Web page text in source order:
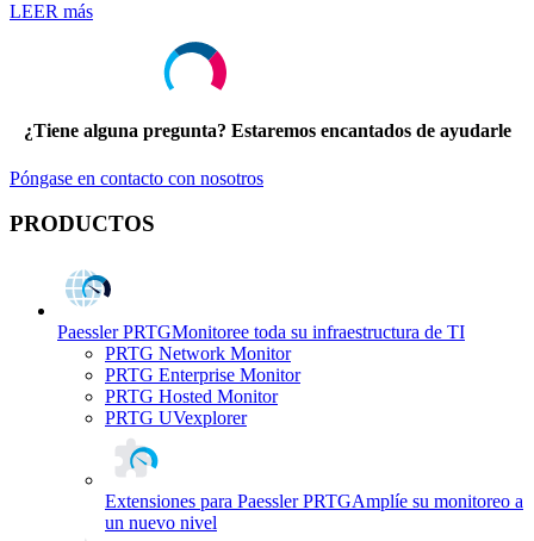
LEER más
¿Tiene alguna pregunta? Estaremos encantados de ayudarle
Póngase en contacto con nosotros
PRODUCTOS
Paessler PRTGMonitoree toda su infraestructura de TI
PRTG Network Monitor
PRTG Enterprise Monitor
PRTG Hosted Monitor
PRTG UVexplorer
Extensiones para Paessler PRTGAmplíe su monitoreo a
un nuevo nivel